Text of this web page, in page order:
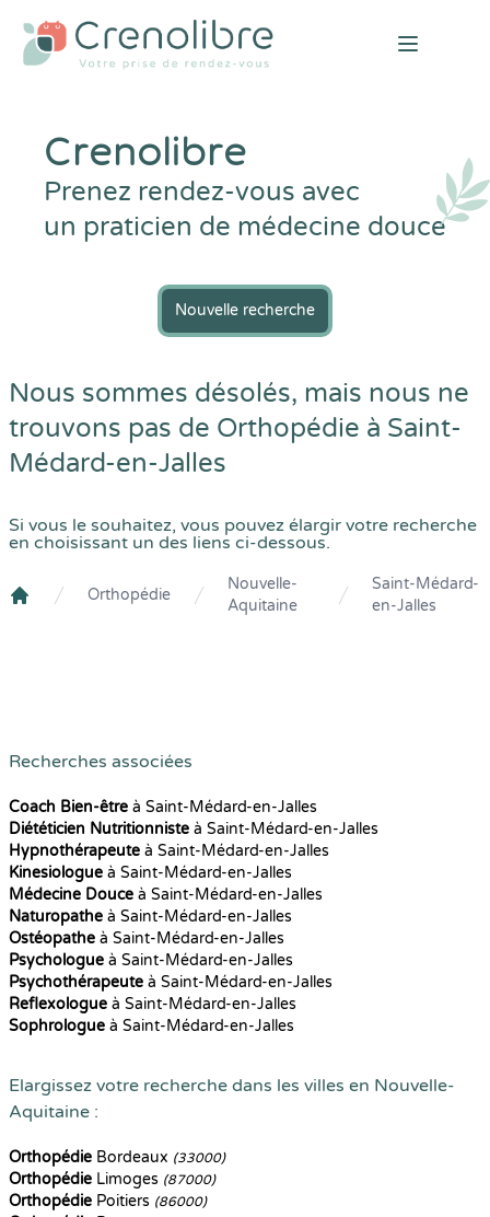
Open
Crenolibre
Prenez rendez-vous avec
un praticien de médecine douce
Nouvelle recherche
Nous sommes désolés, mais nous ne
trouvons pas de Orthopédie à Saint-
Médard-en-Jalles
Si vous le souhaitez, vous pouvez élargir votre recherche
en choisissant un des liens ci-dessous.
Orthopédie
Nouvelle-
Aquitaine
Saint-Médard-
en-Jalles
Recherches associées
Coach Bien-être à Saint-Médard-en-Jalles
Diététicien Nutritionniste à Saint-Médard-en-Jalles
Hypnothérapeute à Saint-Médard-en-Jalles
Kinesiologue à Saint-Médard-en-Jalles
Médecine Douce à Saint-Médard-en-Jalles
Naturopathe à Saint-Médard-en-Jalles
Ostéopathe à Saint-Médard-en-Jalles
Psychologue à Saint-Médard-en-Jalles
Psychothérapeute à Saint-Médard-en-Jalles
Reflexologue à Saint-Médard-en-Jalles
Sophrologue à Saint-Médard-en-Jalles
Elargissez votre recherche dans les villes en Nouvelle-
Aquitaine :
Orthopédie Bordeaux (33000)
Orthopédie Limoges (87000)
Orthopédie Poitiers (86000)